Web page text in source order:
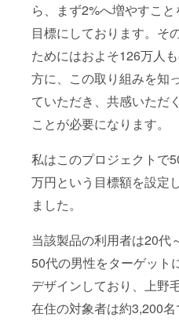
ら、まず2%へ増やすこと
目標にしております。そ
ためにはおよそ126万人
方に、この取り組みを知
ていただき、共感いただく
ことが必要になります。
私はこのプロジェクトで
万円という目標額を設定
ました。
当該製品の利用者は20代
50代の男性をターゲット
デザインしており、上野
在住の対象者は約3,200